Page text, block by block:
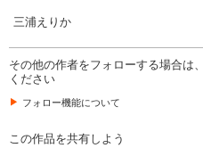
275 円 (税込)
あらすじを表示する
三浦えりか
その他の作者をフォローする場合は
ください
フォロー機能について
この作品を共有しよう